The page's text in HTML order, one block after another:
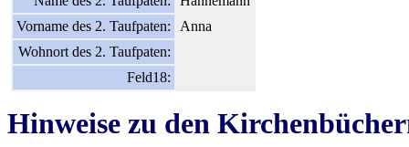
Vorname des 2. Taufpaten:
Anna
Wohnort des 2. Taufpaten:
Feld18:
Hinweise zu den